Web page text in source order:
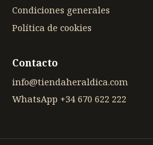
Condiciones generales
Política de cookies
Contacto
info@tiendaheraldica.com
WhatsApp +34 670 622 222